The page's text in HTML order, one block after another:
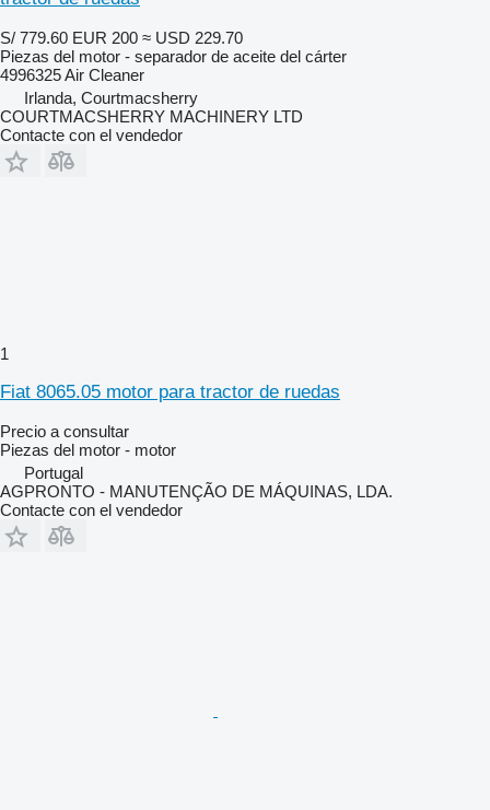
S/ 779.60 EUR 200 ≈ USD 229.70
Piezas del motor - separador de aceite del cárter
4996325 Air Cleaner
Irlanda, Courtmacsherry
COURTMACSHERRY MACHINERY LTD
Contacte con el vendedor
1
Fiat 8065.05 motor para tractor de ruedas
Precio a consultar
Piezas del motor - motor
Portugal
AGPRONTO - MANUTENÇÃO DE MÁQUINAS, LDA.
Contacte con el vendedor